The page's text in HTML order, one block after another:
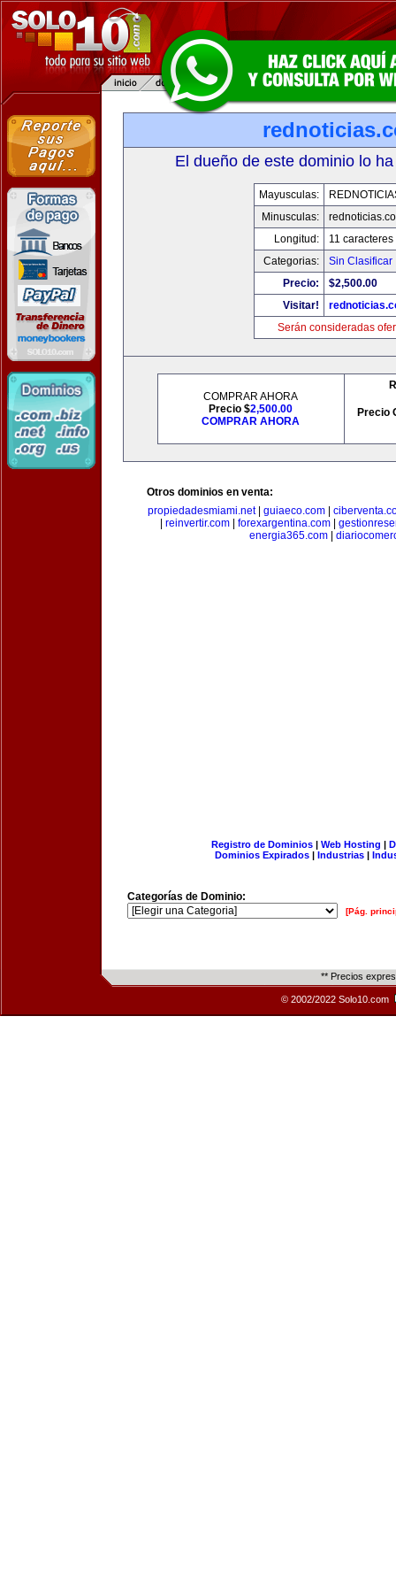
El dueño de este dominio lo
Mayusculas:
Minusculas:
Longitud:
11 caracteres
Categorias:
Sin Clasificar
Precio:
$2,500.00
Visitar!
Serán consideradas
COMPRAR AHORA
Precio $2,500.00
COMPRAR AHORA
Precio
Otros dominios en venta:
propiedadesmiami.net| guiaeco.com|
reinvertir.com forexargentina.com
energia365.com
Registro de Dominios| Web Hosting |
Dominios Expirados | Industrias |
Categorías de Dominio:
[Pág.
** Precios
© 2002/2022 Solo10.com